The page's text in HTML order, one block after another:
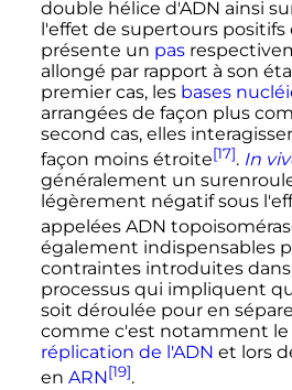
double hélice d'ADN ainsi
l'effet de supertours positifs
présente un pas
allongé par rapport à son
premier cas, les bases
arrangées de façon plus
second cas, elles
façon moins étroite[17]. In
généralement un
légèrement négatif sous
appelées ADN
également indispensables
contraintes introduites dans
processus qui impliquent
soit déroulée pour en
comme c'est notamment le
réplication de l'ADN et lors
en ARN[19].